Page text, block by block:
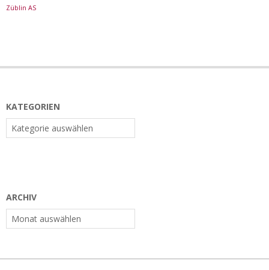
Züblin AS
KATEGORIEN
Kategorien
ARCHIV
Archiv